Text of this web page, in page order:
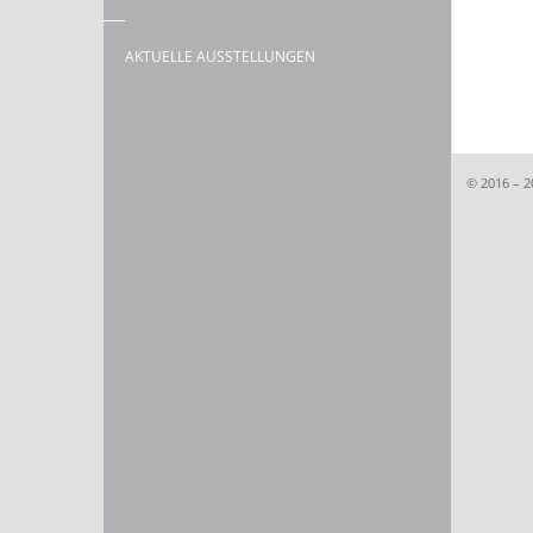
AKTUELLE AUSSTELLUNGEN
© 2016 –